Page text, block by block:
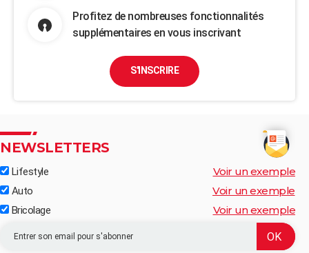
Profitez de nombreuses fonctionnalités
supplémentaires en vous inscrivant
S'INSCRIRE
NEWSLETTERS
Lifestyle Voir un exemple
Auto Voir un exemple
Bricolage Voir un exemple